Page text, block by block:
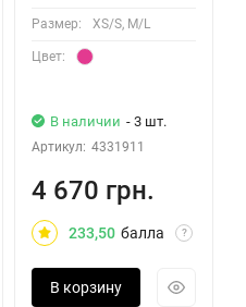
Размер: XS/S, M/L
Цвет:
В наличии - 3 шт.
Артикул: 4331911
4 670 грн.
233,50 балла ?
В корзину